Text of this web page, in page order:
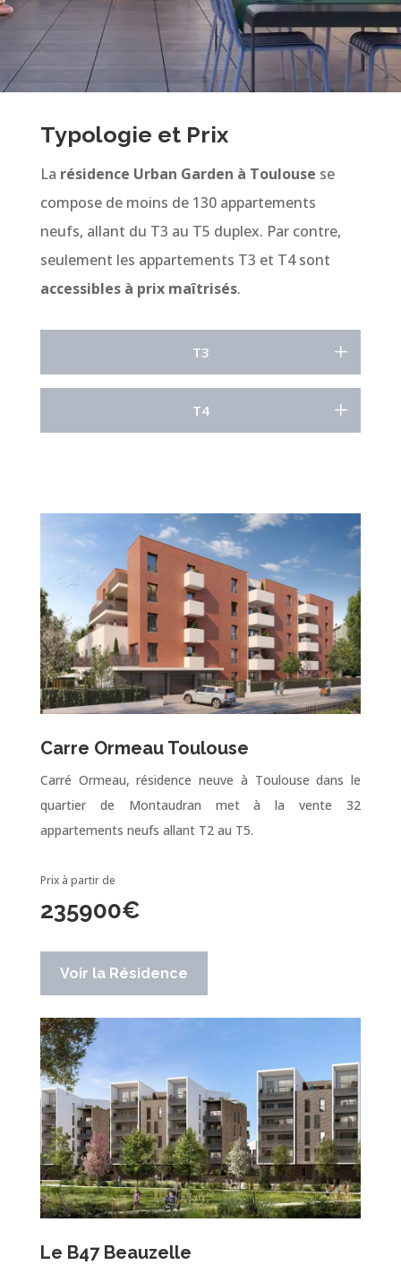
Typologie et Prix
La résidence Urban Garden à Toulouse se
compose de moins de 130 appartements
neufs, allant du T3 au T5 duplex. Par contre,
seulement les appartements T3 et T4 sont
accessibles à prix maîtrisés.
T3
T4
Carre Ormeau Toulouse
Carré Ormeau, résidence neuve à Toulouse dans le
quartier de Montaudran met à la vente 32
appartements neufs allant T2 au T5.
Prix à partir de
235900€
Voir la Résidence
Le B47 Beauzelle